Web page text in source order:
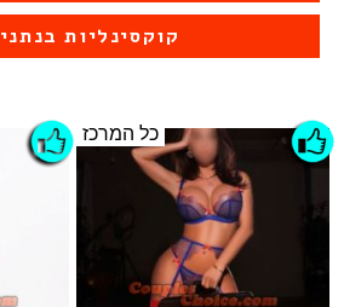
קוקסינליות
כל המרכז